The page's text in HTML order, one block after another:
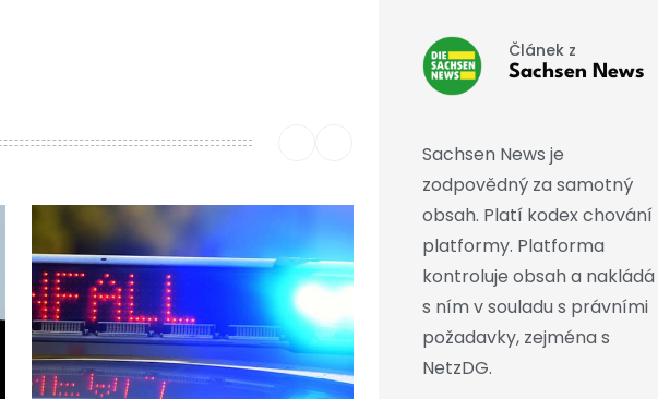
Článek z
Sachsen News
Sachsen News je
zodpovědný za samotný
obsah. Platí kodex chování
platformy. Platforma
kontroluje obsah a nakládá
s ním v souladu s právními
požadavky, zejména s
NetzDG.